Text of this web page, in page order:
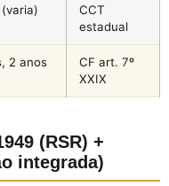
CCT
estadual
2 anos
CF art. 7º
XXIX
(RSR) +
integrada)